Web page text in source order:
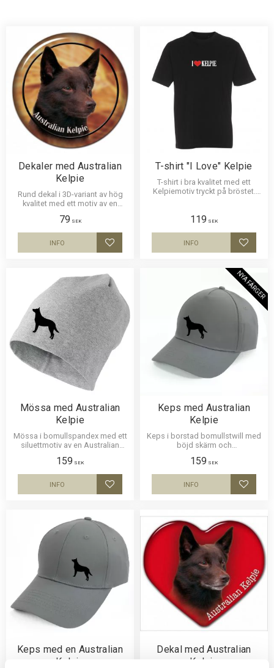
Dekaler med Australian
Kelpie
Rund dekal i 3D-variant av hög
kvalitet med ett motiv av en
storlekar 10 cm , 15 cm och 30
cm i diameter.
79 SEK
Lägg till i favoriter
INFO
T-shirt "I Love" Kelpie
T-shirt i bra kvalitet med ett
Kelpiemotiv tryckt på bröstet.
119 SEK
Lägg
INFO
Mössa med Australian
Kelpie
Mössa i bomullspandex med ett
siluettmotiv av en Australian
färger.
159 SEK
Lägg till i favoriter
INFO
Keps med Australian
Kelpie
Keps i borstad bomullstwill med
böjd skärm och
siluettmotiv av en Australian
Kelpie.
159 SEK
NYA FÄRGER
Lägg
INFO
Keps med en Australian
Kelpie
Dekal med Australian
Kelpie